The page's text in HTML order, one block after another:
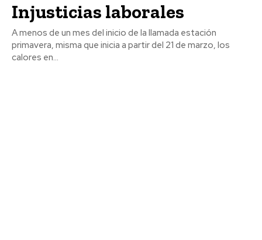
Injusticias laborales
A menos de un mes del inicio de la llamada estación
primavera, misma que inicia a partir del 21 de marzo, los
calores en...